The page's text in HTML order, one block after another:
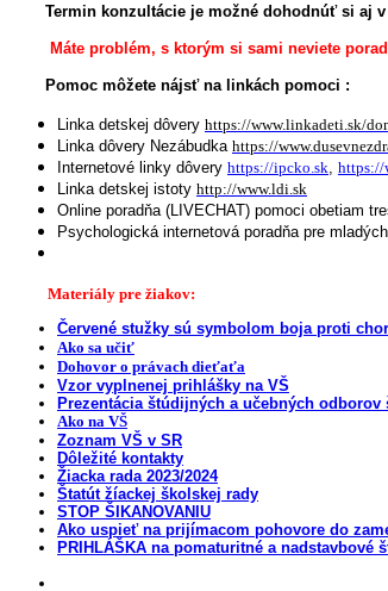
Termin konzultácie je možné dohodnúť si aj
Máte problém, s ktorým si sami neviete
Pomoc môžete nájsť na linkách pomoci :
Linka detskej dôvery https://www.linkadeti.sk/
Linka dôvery Nezábudka https://
Internetové linky dôvery https://ipcko.sk https://
Linka detskej istoty http://www.ldi.sk
Online poradňa (LIVECHAT) pomoci obetiam
Psychologická internetová poradňa pre
Materiály pre žiakov:
Červené stužky sú symbolom boja proti
Ako sa učiť
Dohovor o právach dieťaťa
Vzor vyplnenej prihlášky na VŠ
Prezentácia štúdijných a učebných odborov
Ako na VŠ
Zoznam VŠ v SR
Dôležité kontakty
Žiacka rada 2023/2024
Štatút žíackej školskej rady
STOP ŠIKANOVANIU
Ako uspieť na prijímacom pohovore do
PRIHLÁŠKA na pomaturitné a nadstavbové